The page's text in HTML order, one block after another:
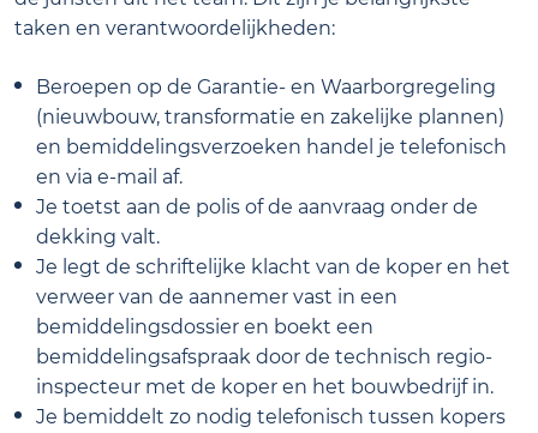
taken en verantwoordelijkheden:
Beroepen op de Garantie- en Waarborgregeling
(nieuwbouw, transformatie en zakelijke plannen)
en bemiddelingsverzoeken handel je telefonisch
en via e-mail af.
Je toetst aan de polis of de aanvraag onder de
dekking valt.
Je legt de schriftelijke klacht van de koper en het
verweer van de aannemer vast in een
bemiddelingsdossier en boekt een
bemiddelingsafspraak door de technisch regio-
inspecteur met de koper en het bouwbedrijf in.
Je bemiddelt zo nodig telefonisch tussen kopers